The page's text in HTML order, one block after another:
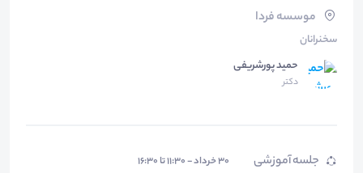
موسسه فردا
سخنرانان
حمید پورشریفی
دکتر
جلسه آموزشی
۳۰ خرداد - ۱۱:۳۰ تا ۱۶:۳۰